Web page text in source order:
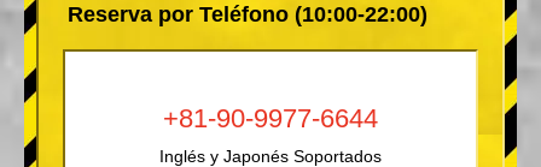
Reserva por Teléfono (10:00-22:00)
+81-90-9977-6644
Inglés y Japonés Soportados